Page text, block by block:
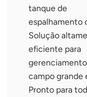
tanque de
espalhamento
Solução
eficiente para
campo grande
Pronto para